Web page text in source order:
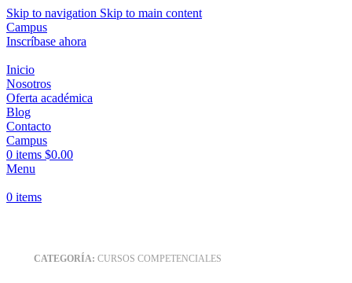
Skip to navigation Skip to main content
Campus
Inscríbase ahora
Inicio
Nosotros
Oferta académica
Blog
Contacto
Campus
0 items $0.00
Menu
0 items
CATEGORÍA: CURSOS COMPETENCIALES